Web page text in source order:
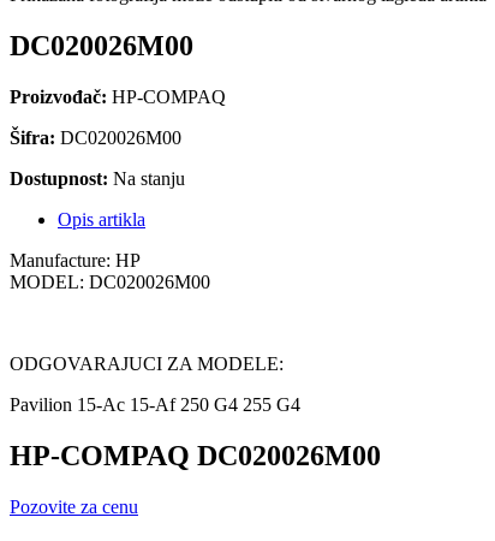
DC020026M00
Proizvođač: HP-COMPAQ
Šifra: DC020026M00
Dostupnost: Na stanju
Opis artikla
Manufacture: HP
MODEL: DC020026M00
ODGOVARAJUCI ZA MODELE:
Pavilion 15-Ac 15-Af 250 G4 255 G4
HP-COMPAQ DC020026M00
Pozovite za cenu